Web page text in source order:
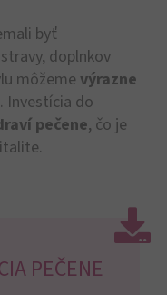
byť
doplnkov
môžeme výrazne
. Investícia do
pečene, čo je
PEČENE